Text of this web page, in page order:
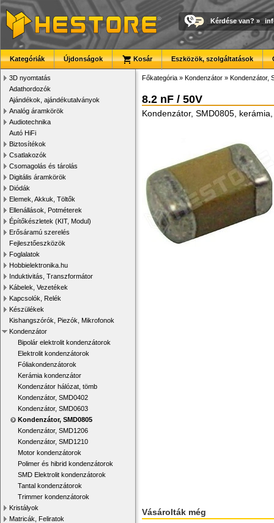
Kérdése van? »
Kategóriák Újdonságok Kosár Eszközök, szolgáltatások
3D nyomtatás
Adathordozók
Ajándékok, ajándékutalványok
Analóg áramkörök
Audiotechnika
Autó HiFi
Biztosítékok
Csatlakozók
Csomagolás és tárolás
Digitális áramkörök
Diódák
Elemek, Akkuk, Töltők
Ellenállások, Potméterek
Építőkészletek (KIT, Modul)
Erősáramú szerelés
Fejlesztőeszközök
Foglalatok
Hobbielektronika.hu
Induktivitás, Transzformátor
Kábelek, Vezetékek
Kapcsolók, Relék
Készülékek
Kishangszórók, Piezók, Mikrofonok
Kondenzátor
Bipolár elektrolit kondenzátorok
Elektrolit kondenzátorok
Fóliakondenzátorok
Kerámia kondenzátor
Kondenzátor hálózat, tömb
Kondenzátor, SMD0402
Kondenzátor, SMD0603
Kondenzátor, SMD0805
Kondenzátor, SMD1206
Kondenzátor, SMD1210
Motor kondenzátorok
Polimer és hibrid kondenzátorok
SMD Elektrolit kondenzátorok
Tantal kondenzátorok
Trimmer kondenzátorok
Kristályok
Matricák, Feliratok
Főkategória » Kondenzátor » Kondenzátor,
8.2 nF / 50V
Kondenzátor, SMD0805,
Vásárolták még